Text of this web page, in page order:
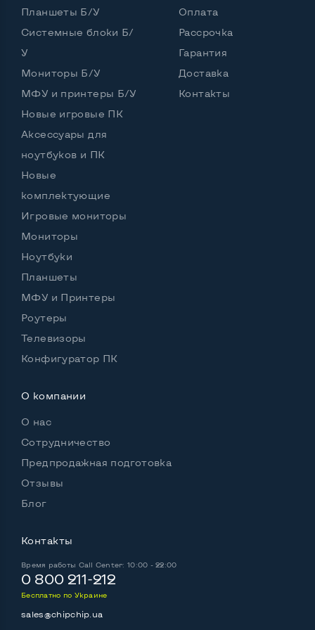
Комплектация: Монитор, кабель питания
Планшеты Б/У
Системные блоки Б/
У
Мониторы Б/У
МФУ и принтеры Б/У
Новые игровые ПК
Аксессуары для
ноутбуков и ПК
Новые
комплектующие
Игровые мониторы
Мониторы
Ноутбуки
Планшеты
МФУ и Принтеры
Роутеры
Телевизоры
Конфигуратор ПК
Оплата
Рассрочка
Гарантия
Доставка
Контакты
О компании
О нас
Сотрудничество
Предпродажная подготовка
Отзывы
Блог
Контакты
Время работы Call Center: 10:00 - 22:00
0 800 211-212
Бесплатно по Украине
sales@chipchip.ua